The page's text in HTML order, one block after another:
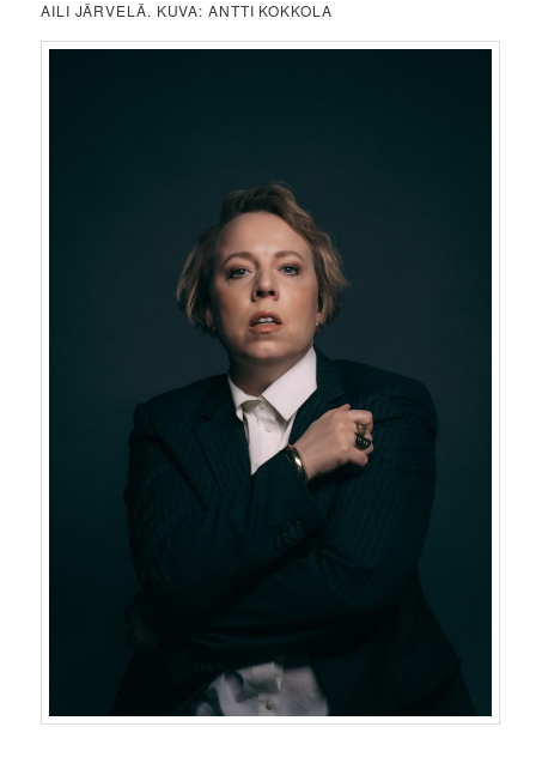
AILI JÄRVELÄ. KUVA: ANTTI KOKKOLA